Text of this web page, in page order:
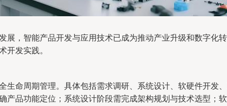
展，智能产品开发与应用技术已成为推动产业升级和数字化
开发实践。
生命周期管理。具体包括需求调研、系统设计、软硬件开发
产品功能定位；系统设计阶段需完成架构规划与技术选型；